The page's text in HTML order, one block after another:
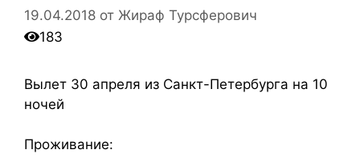
19.04.2018 от Жираф Турсферович
183
Вылет 30 апреля из Санкт-Петербурга на 10
ночей
Проживание: